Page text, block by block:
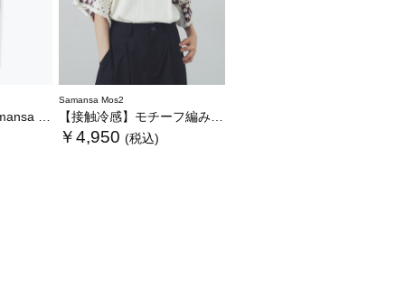
定カラーあり》
Samansa Mos2
【接触冷感】モチーフ編みコンビカットソー
￥4,950 (税込)